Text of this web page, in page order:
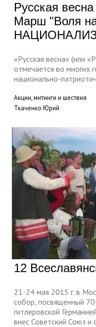
Русская
Марш "Воля
«Русская весна» (или
отмечается во многих
национально-
Акции, митинги и шествия
Ткаченко Юрий
12
21-24 мая 2015 г. в
собор, посвященный
гитлеровской
внес Советский Союз и